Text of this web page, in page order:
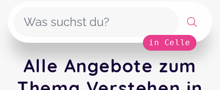
in Celle
Alle Angebote zum